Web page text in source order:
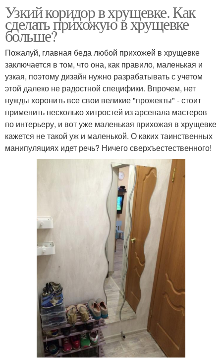
Узкий коридор в хрущевке. Как
сделать прихожую в хрущевке
больше?
Пожалуй, главная беда любой прихожей в хрущевке
заключается в том, что она, как правило, маленькая и
узкая, поэтому дизайн нужно разрабатывать с учетом
этой далеко не радостной специфики. Впрочем, нет
нужды хоронить все свои великие "прожекты" - стоит
применить несколько хитростей из арсенала мастеров
по интерьеру, и вот уже маленькая прихожая в хрущевке
кажется не такой уж и маленькой. О каких таинственных
манипуляциях идет речь? Ничего сверхъестественного!